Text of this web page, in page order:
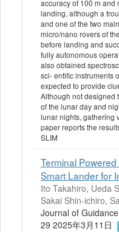
accuracy of 100 m and
landing, although a
and one of the two
micro/nano rovers of
before landing and
fully autonomous
also obtained
sci- entific instruments
expected to provide
Although not designed
of the lunar day and
lunar nights, gathering
paper reports the
SLIM
Terminal
Smart Lander for
Ito Takahiro, Ueda
Sakai Shin-ichiro,
Journal of
29 2025年3月11日